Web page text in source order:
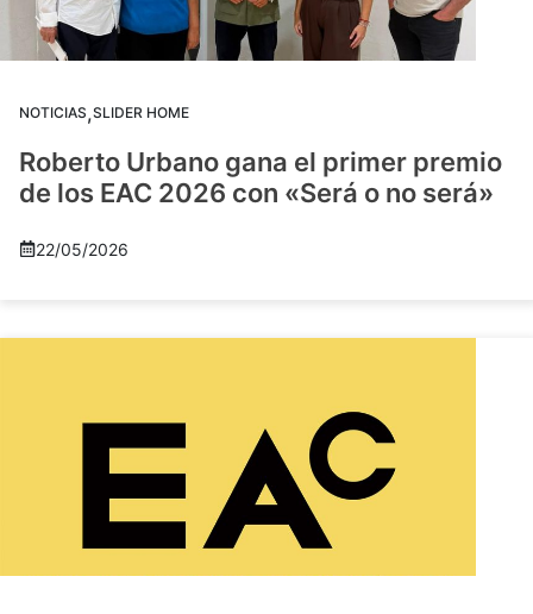
NOTICIAS,SLIDER HOME
Roberto Urbano gana el primer premio
de los EAC 2026 con «Será o no será»
22/05/2026